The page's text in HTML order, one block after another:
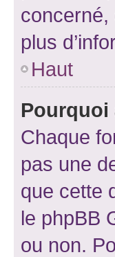
concerné,
plus
Haut
Pourquoi
Chaque
pas une
que cette
le phpBB
ou non.